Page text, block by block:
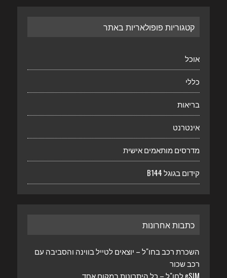
קטגוריות פופולאריות באתר
אוכל
כללי
בריאות
אינטרנט
מדרסים מותאמים אישית
קידום בגוגל B144
כתבות אחרונות
השכרת רכב בחו"ל – יוצאים לטייל בווינה והסביבה עם
רכב שכור
eSIM לחו"ל – כל היתרונות במקום אחד